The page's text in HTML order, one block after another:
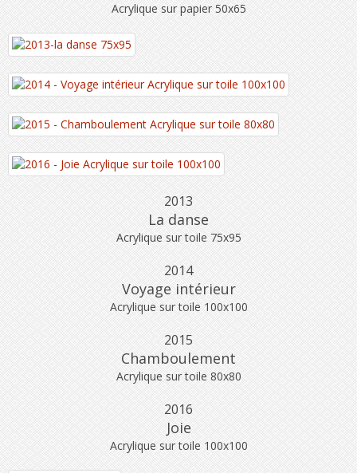
Acrylique sur papier 50x65
2013
La danse
Acrylique sur toile 75x95
2014
Voyage intérieur
Acrylique sur toile 100x100
2015
Chamboulement
Acrylique sur toile 80x80
2016
Joie
Acrylique sur toile 100x100